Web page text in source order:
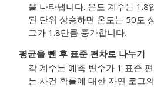
을 나타냅니다. 온도 계수는 1.8
된 단위 상승하면 온도는 50도
그가 1.8만큼 증가합니다.
평균을 뺀 후 표준 편차로 나누기
각 계수는 예측 변수가 1 표준
는 사건 확률에 대한 자연 로그